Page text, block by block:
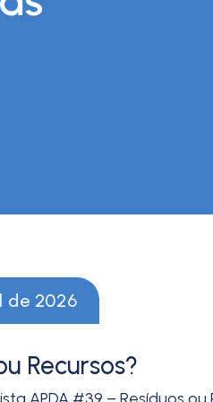
de 2026
Recursos?